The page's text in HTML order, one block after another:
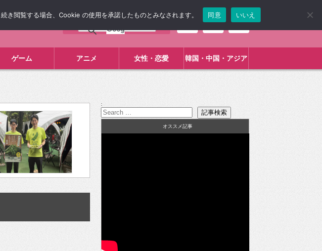
ゲーム アニメ 女性・恋愛 韓国・中国・アジア
:
オススメ記事
閲覧する場合、Cookie の使用を承諾したものとみなされます。 同意 いいえ